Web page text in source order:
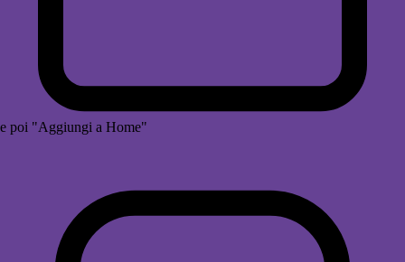
e poi "Aggiungi a Home"